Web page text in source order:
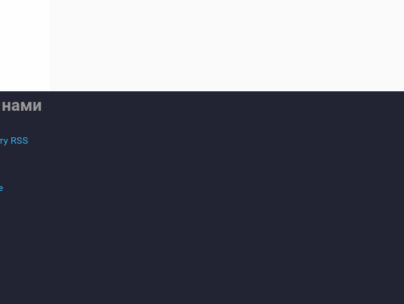
нами
RSS